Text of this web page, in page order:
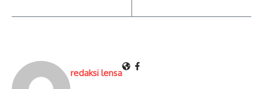
redaksi lensa